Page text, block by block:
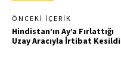
ÖNCEKI İÇERIK
Hindistan’ın Ay’a Fırlattığı
Uzay Aracıyla İrtibat Kesildi